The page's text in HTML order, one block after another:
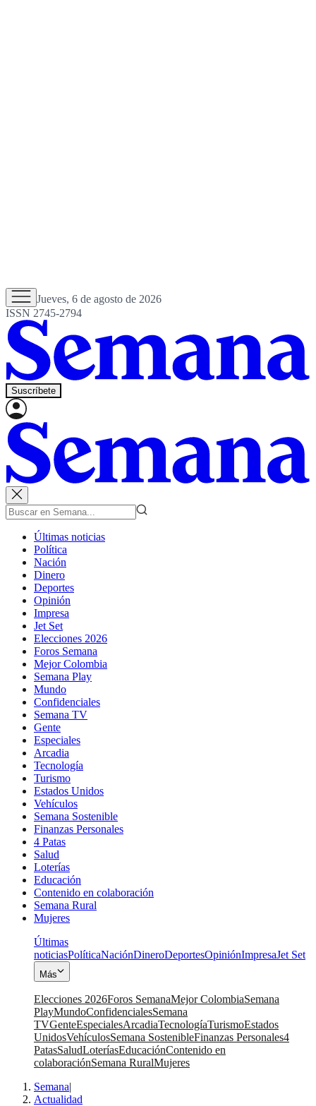
Jueves, 6 de agosto de 2026
ISSN 2745-2794
Suscríbete
Últimas noticias
Política
Nación
Dinero
Deportes
Opinión
Impresa
Jet Set
Elecciones 2026
Foros Semana
Mejor Colombia
Semana Play
Mundo
Confidenciales
Semana TV
Gente
Especiales
Arcadia
Tecnología
Turismo
Estados Unidos
Vehículos
Semana Sostenible
Finanzas Personales
4 Patas
Salud
Loterías
Educación
Contenido en colaboración
Semana Rural
Mujeres
Últimas
noticiasPolíticaNaciónDineroDeportesOpiniónImpresaJet Set
Más
Elecciones 2026Foros SemanaMejor ColombiaSemana
PlayMundoConfidencialesSemana
TVGenteEspecialesArcadiaTecnologíaTurismoEstados
UnidosVehículosSemana SostenibleFinanzas Personales4
PatasSaludLoteríasEducaciónContenido en
colaboraciónSemana RuralMujeres
Semana|
Actualidad